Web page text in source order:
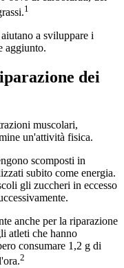
1
a sviluppare i
aggiunto.
dei
muscolari,
un'attività fisica.
scomposti in
subito come energia.
gli zuccheri in eccesso
anche per la riparazione
atleti che hanno
consumare 1,2 g di
2